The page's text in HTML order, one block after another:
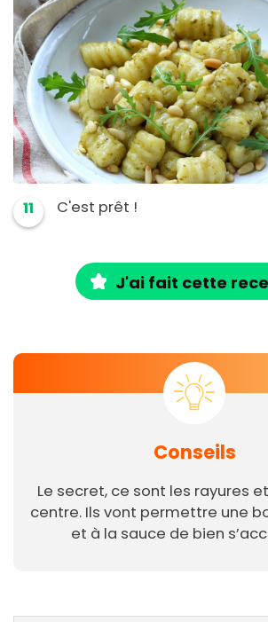
11 C'est prêt !
J'ai fait cette
Conseils
Le secret, ce sont les rayures
centre. Ils vont permettre une
et à la sauce de bien